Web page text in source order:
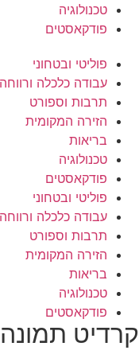
טכנולוגיה
פודקאסטים
פוליטי ובטחוני
עבודה כלכלה ורווחה
תרבות וספורט
הזירה המקומית
בריאות
טכנולוגיה
פודקאסטים
פוליטי ובטחוני
עבודה כלכלה ורווחה
תרבות וספורט
הזירה המקומית
בריאות
טכנולוגיה
פודקאסטים
קרדיט